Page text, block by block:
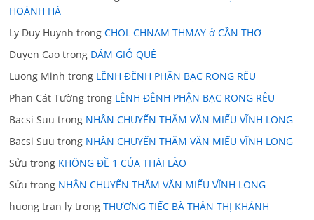
HOÀNH HÀ
Ly Duy Huynh trongCHOL CHNAM THMAY ở CẦN THƠ
Duyen Cao trongĐÁM GIỖ QUÊ
Luong Minh trong LÊNH ĐÊNH PHẬN BẠC RONG RÊU
Phan Cát Tường trong LÊNH ĐÊNH PHẬN BẠC RONG RÊU
Bacsi Suu trong NHÂN CHUYẾN THĂM VĂN MIẾU VĨNH LONG
Bacsi Suu trong NHÂN CHUYẾN THĂM VĂN MIẾU VĨNH LONG
Sửu trong KHÔNG ĐỀ 1 CỦA THÁI LÃO
Sửu trong NHÂN CHUYẾN THĂM VĂN MIẾU VĨNH LONG
huong tran ly trongTHƯƠNG TIẾC BÀ THÂN THỊ KHÁNH